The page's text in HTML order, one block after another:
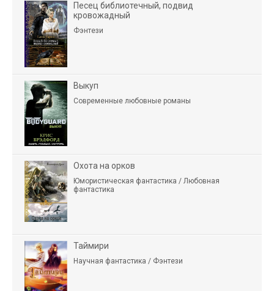
Песец библиотечный, подвид
кровожадный
Фэнтези
Выкуп
Современные любовные романы
Охота на орков
Юмористическая фантастика / Любовная
фантастика
Таймири
Научная фантастика / Фэнтези